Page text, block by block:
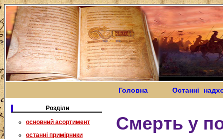
Головна Останні
Розділи
основний асортимент
останні примірники
Смерть у